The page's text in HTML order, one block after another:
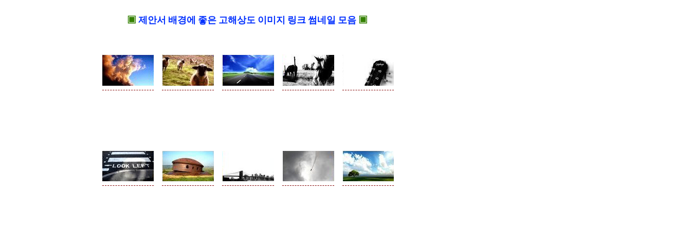
▣ 제안서 배경에 좋은 고해상도 이미지 링크 썸네일 모음▣